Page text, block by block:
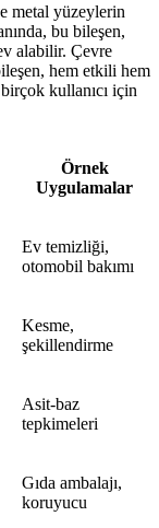
metal yüzeylerin
bu bileşen,
alabilir. Çevre
hem etkili hem
kullanıcı için
Örnek
Uygulamalar
Ev temizliği,
otomobil bakımı
Kesme,
şekillendirme
Asit-baz
tepkimeleri
Gıda ambalajı,
koruyucu